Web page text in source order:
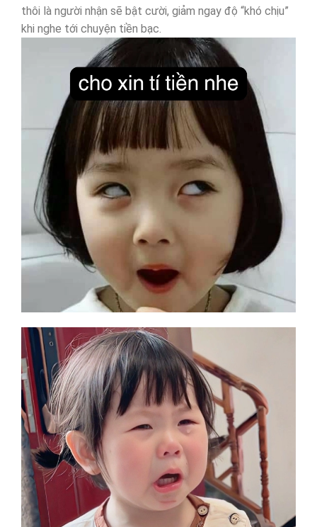
thôi là người nhận sẽ bật cười, giảm ngay độ “khó chịu”
khi nghe tới chuyện tiền bạc.